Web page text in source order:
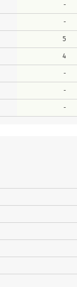
-
-
5
4
-
-
-